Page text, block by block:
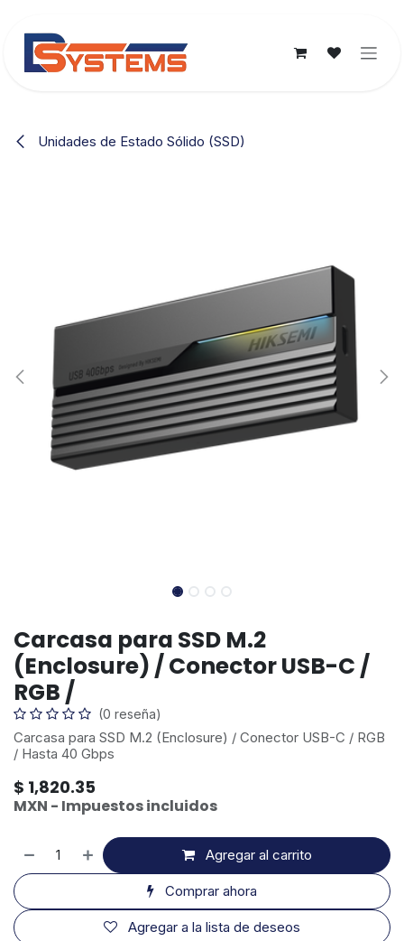
Unidades de Estado Sólido (SSD)
Carcasa para SSD M.2
(Enclosure) / Conector USB-C /
RGB /
(0 reseña)
Carcasa para SSD M.2 (Enclosure) / Conector USB-C / RGB
/ Hasta 40 Gbps
$ 1,820.35
MXN - Impuestos incluidos
Agregar al carrito
Comprar ahora
Agregar a la lista de deseos